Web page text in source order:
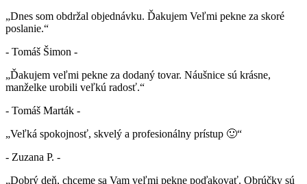
„Dnes som obdržal objednávku. Ďakujem Veľmi pekne za skoré
poslanie.“
- Tomáš Šimon -
„Ďakujem veľmi pekne za dodaný tovar. Náušnice sú krásne,
manželke urobili veľkú radosť.“
- Tomáš Marták -
„Veľká spokojnosť, skvelý a profesionálny prístup 🙂“
- Zuzana P. -
„Dobrý deň, chceme sa Vam veľmi pekne poďakovať. Obrúčky sú